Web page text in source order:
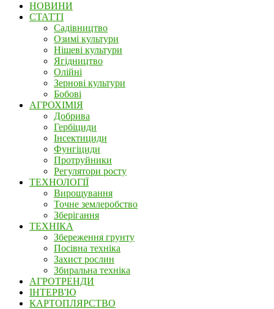
НОВИНИ
СТАТТІ
Садівництво
Озимі культури
Нішеві культури
Ягідництво
Олійні
Зернові культури
Бобові
АГРОХІМІЯ
Добрива
Гербіциди
Інсектициди
Фунгіциди
Протруйники
Регулятори росту
ТЕХНОЛОГІЇ
Вирощування
Точне землеробство
Зберігання
ТЕХНІКА
Збереження грунту
Посівна техніка
Захист рослин
Збиральна техніка
АГРОТРЕНДИ
ІНТЕРВ'Ю
КАРТОПЛЯРСТВО